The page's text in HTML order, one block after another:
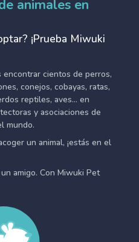
animales en
¡Prueba Miwuki
cientos de perros,
conejos, cobayas, ratas,
reptiles, aves... en
y asociaciones de
mundo.
un animal, ¡estás en el
amigo. Con Miwuki Pet